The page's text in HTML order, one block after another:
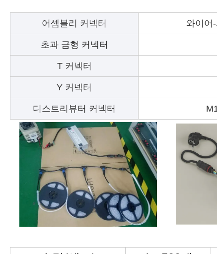
어셈블리 커넥터 와이어
초과 금형 커넥터
T 커넥터
Y 커넥터
디스트리뷰터 커넥터